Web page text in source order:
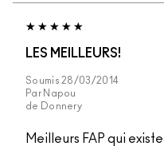
LES MEILLEURS!
Soumis 28/03/2014
Par Napou
de
Donnery
Meilleurs FAP qui